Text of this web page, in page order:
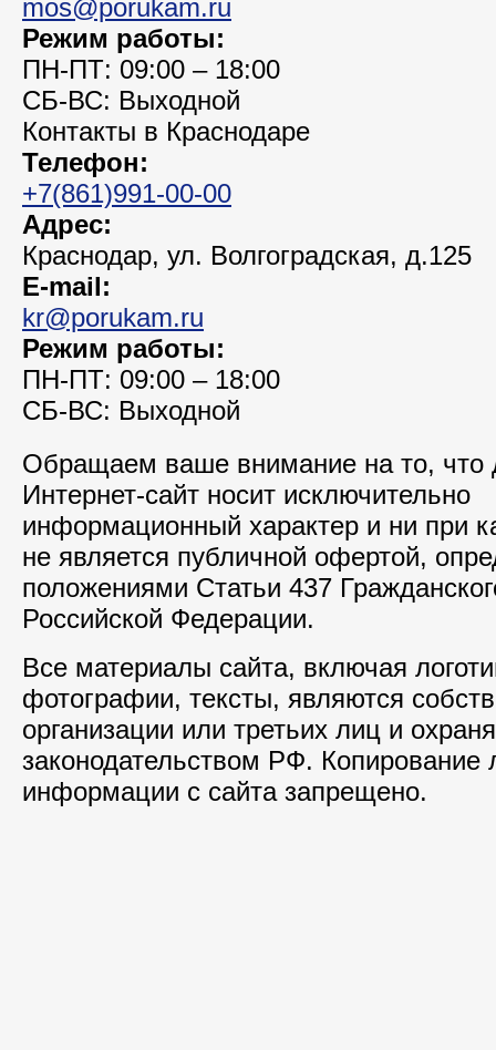
mos@porukam.ru
Режим работы:
ПН-ПТ: 09:00 – 18:00
СБ-ВС: Выходной
Контакты в Краснодаре
Телефон:
+7(861)991-00-00
Адрес:
Краснодар, ул. Волгоградская, д.125
E-mail:
kr@porukam.ru
Режим работы:
ПН-ПТ: 09:00 – 18:00
СБ-ВС: Выходной
Обращаем ваше внимание на то, что
Интернет-сайт носит исключительно
информационный характер и ни при
не является публичной офертой,
положениями Статьи 437
Российской Федерации.
Все материалы сайта, включая
фотографии, тексты, являются
организации или третьих лиц и
законодательством РФ. Копирование
информации с сайта запрещено.